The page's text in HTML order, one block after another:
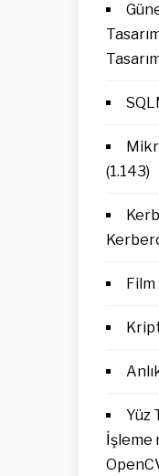
(1.143)
Yüz
İşleme